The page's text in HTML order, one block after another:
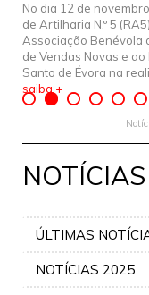
No dia 12 de
de Artilharia N.º 5
Associação Benévola
de Vendas Novas e
Santo de Évora na
saiba +
NOTÍCIAS
ÚLTIMAS
NOTÍCIAS 2025